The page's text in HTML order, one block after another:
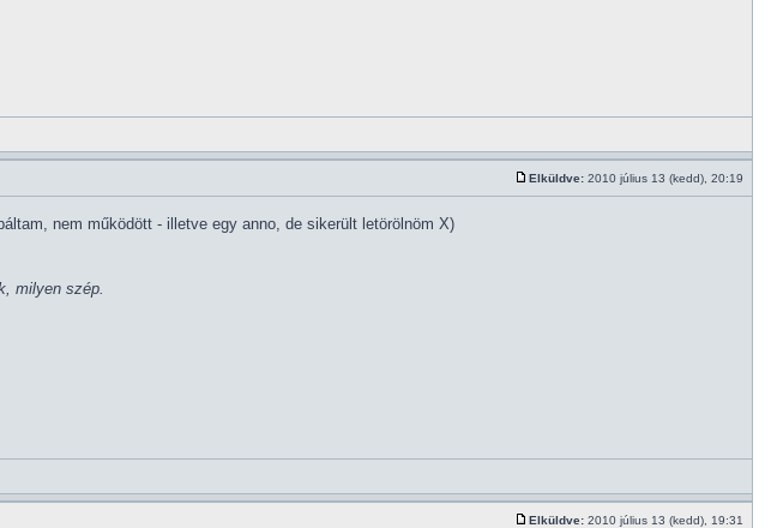
Elküldve: 2010 július 13 (kedd), 20:19
nem működött - illetve egy anno, de sikerült letörölnöm X)
milyen szép.
Elküldve: 2010 július 13 (kedd), 19:31